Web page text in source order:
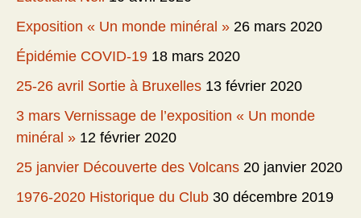
Exposition « Un monde minéral » 26 mars 2020
Épidémie COVID-19 18 mars 2020
25-26 avril Sortie à Bruxelles 13 février 2020
3 mars Vernissage de l’exposition « Un monde
minéral » 12 février 2020
25 janvier Découverte des Volcans 20 janvier 2020
1976-2020 Historique du Club 30 décembre 2019